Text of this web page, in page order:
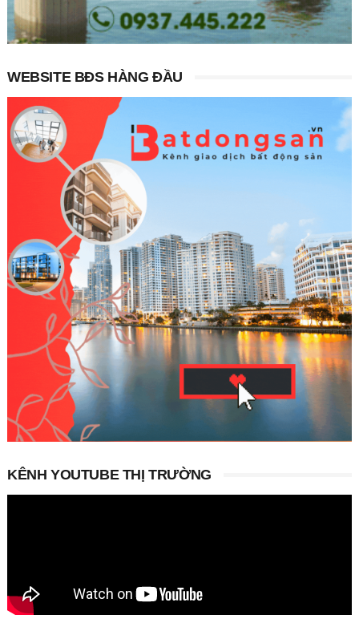
WEBSITE BĐS HÀNG ĐẦU
KÊNH YOUTUBE THỊ TRƯỜNG